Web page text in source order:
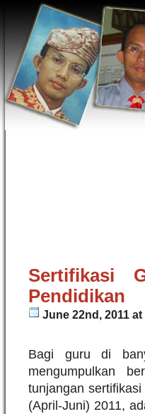
Sertifikasi
Pendidikan
June 22nd, 2011
Bagi guru di
mengumpulkan
tunjangan
(April-Juni) 2011,